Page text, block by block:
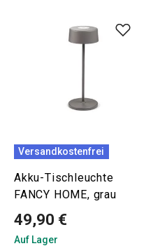
Versandkostenfrei
Akku-Tischleuchte
FANCY HOME, grau
49,90 €
Auf Lager